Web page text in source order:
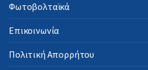
Φωτοβολταϊκά
Επικοινωνία
Πολιτική Απορρήτου